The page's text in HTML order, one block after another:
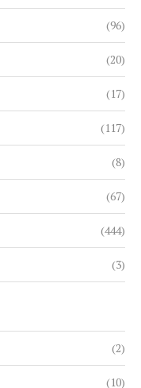
(96)
(20)
(17)
(117)
(8)
(67)
(444)
(3)
(2)
(10)